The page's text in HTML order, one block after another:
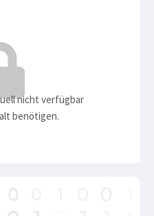
nicht verfügbar
benötigen.